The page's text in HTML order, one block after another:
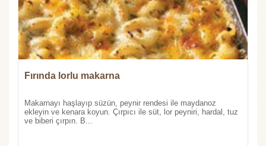
Fırında lorlu makarna
Makarnayı haşlayıp süzün, peynir rendesi ile maydanoz
ekleyin ve kenara koyun. Çırpıcı ile süt, lor peyniri, hardal, tuz
ve biberi çırpın. B...